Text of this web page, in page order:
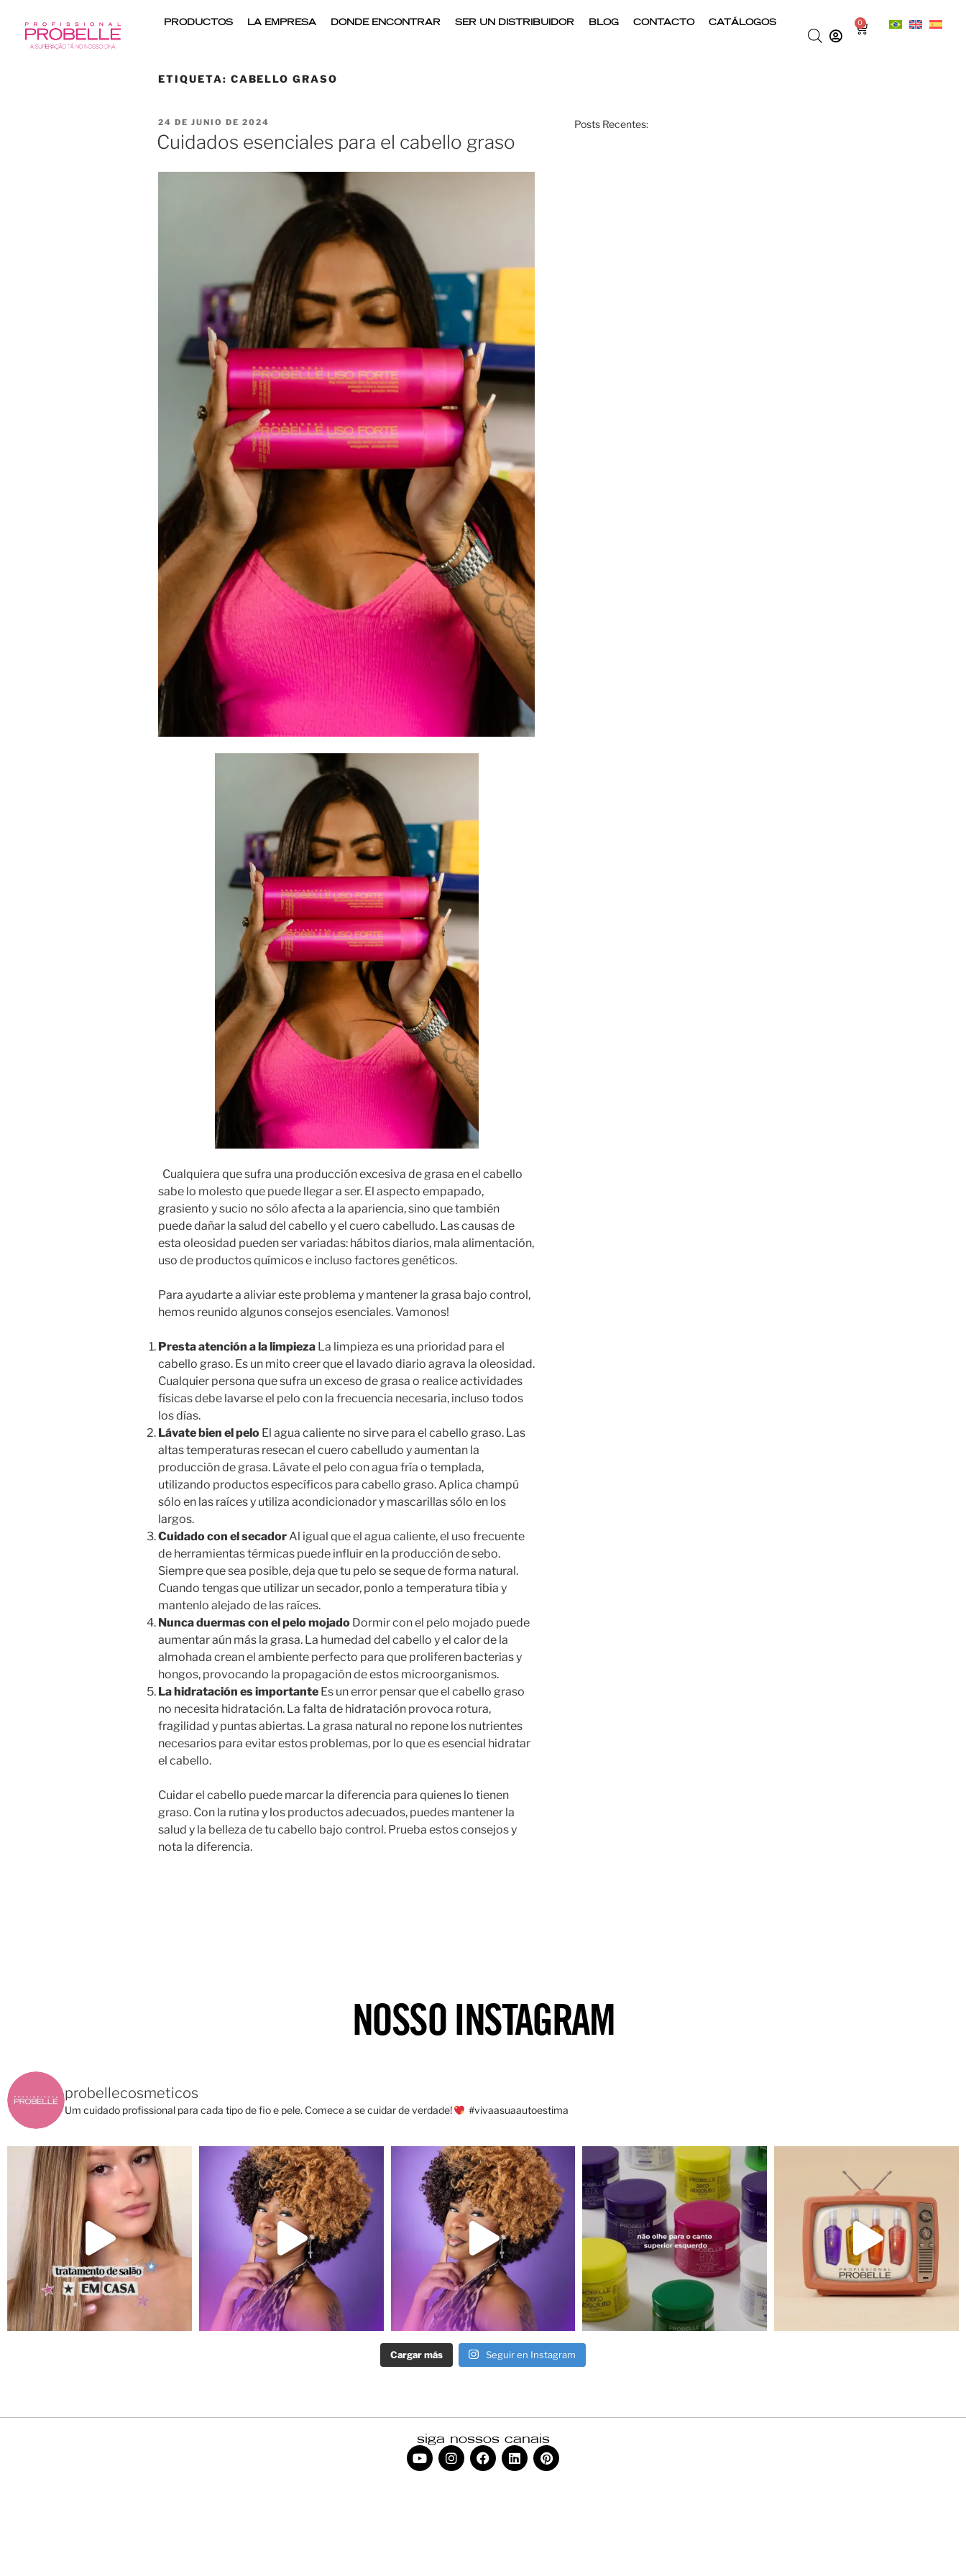
PRODUCTOS LA EMPRESA DONDE ENCONTRAR SER UN DISTRIBUIDOR BLOG CONTACTO CATÁLOGOS 0
ETIQUETA: CABELLO GRASO
24 DE JUNIO DE 2024
Cuidados esenciales para el cabello graso
Cualquiera que sufra una producción excesiva de grasa en el cabello
sabe lo molesto que puede llegar a ser. El aspecto empapado,
grasiento y sucio no sólo afecta a la apariencia, sino que también
puede dañar la salud del cabello y el cuero cabelludo. Las causas de
esta oleosidad pueden ser variadas: hábitos diarios, mala alimentación,
uso de productos químicos e incluso factores genéticos.
Para ayudarte a aliviar este problema y mantener la grasa bajo control,
hemos reunido algunos consejos esenciales. Vamonos!
Presta atención a la limpieza La limpieza es una prioridad para el
cabello graso. Es un mito creer que el lavado diario agrava la oleosidad.
Cualquier persona que sufra un exceso de grasa o realice actividades
físicas debe lavarse el pelo con la frecuencia necesaria, incluso todos
los días.
Lávate bien el pelo El agua caliente no sirve para el cabello graso. Las
altas temperaturas resecan el cuero cabelludo y aumentan la
producción de grasa. Lávate el pelo con agua fría o templada,
utilizando productos específicos para cabello graso. Aplica champú
sólo en las raíces y utiliza acondicionador y mascarillas sólo en los
largos.
Cuidado con el secadorAl igual que el agua caliente, el uso frecuente
de herramientas térmicas puede influir en la producción de sebo.
Siempre que sea posible, deja que tu pelo se seque de forma natural.
Cuando tengas que utilizar un secador, ponlo a temperatura tibia y
mantenlo alejado de las raíces.
Nunca duermas con el pelo mojado Dormir con el pelo mojado puede
aumentar aún más la grasa. La humedad del cabello y el calor de la
almohada crean el ambiente perfecto para que proliferen bacterias y
hongos, provocando la propagación de estos microorganismos.
La hidratación es importante Es un error pensar que el cabello graso
no necesita hidratación. La falta de hidratación provoca rotura,
fragilidad y puntas abiertas. La grasa natural no repone los nutrientes
necesarios para evitar estos problemas, por lo que es esencial hidratar
el cabello.
Cuidar el cabello puede marcar la diferencia para quienes lo tienen
graso. Con la rutina y los productos adecuados, puedes mantener la
salud y la belleza de tu cabello bajo control. Prueba estos consejos y
nota la diferencia.
Posts Recentes:
NOSSO INSTAGRAM
probellecosmeticos
Um cuidado profissional para cada tipo de fio e pele. Comece a se cuidar de verdade! #vivaasuaautoestima
Cargar más Seguir en Instagram
siga nossos canais